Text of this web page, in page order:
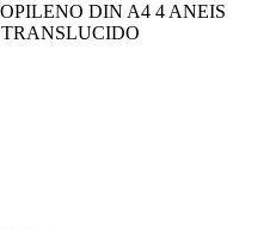
DIN A4 4 ANEIS